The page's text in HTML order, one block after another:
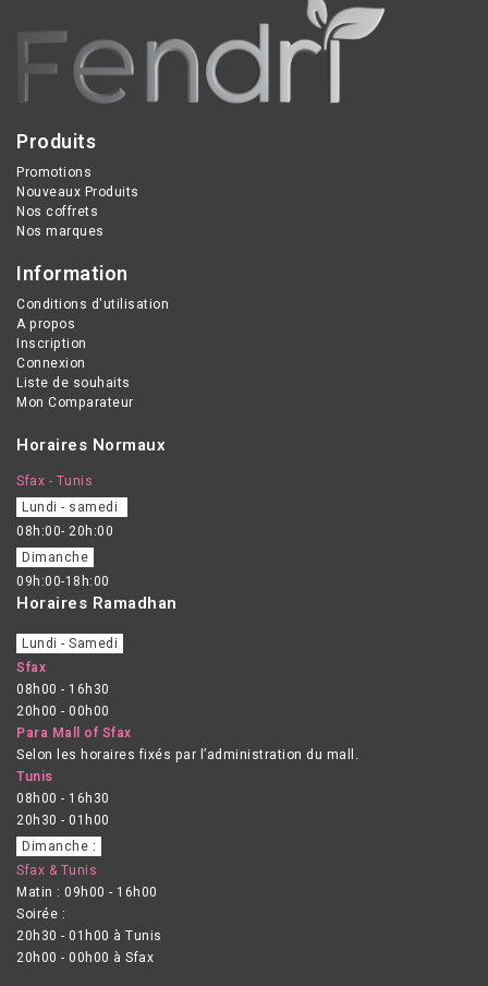
Produits
Promotions
Nouveaux Produits
Nos coffrets
Nos marques
Information
Conditions d'utilisation
A propos
Inscription
Connexion
Liste de souhaits
Mon Comparateur
Horaires Normaux
Sfax - Tunis
Lundi - samedi
08h:00- 20h:00
Dimanche
09h:00-18h:00
Horaires Ramadhan
Lundi - Samedi
Sfax
08h00 - 16h30
20h00 - 00h00
Para Mall of Sfax
Selon les horaires fixés par l’administration du mall.
Tunis
08h00 - 16h30
20h30 - 01h00
Dimanche :
Sfax & Tunis
Matin : 09h00 - 16h00
Soirée :
20h30 - 01h00 à Tunis
20h00 - 00h00 à Sfax